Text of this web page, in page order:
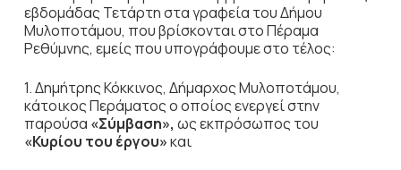
εβδομάδας Τετάρτη στα γραφεία του Δήμου
Μυλοποτάμου, που βρίσκονται στο Πέραμα
Ρεθύμνης, εμείς που υπογράφουμε στο τέλος:
1. Δημήτρης Κόκκινος, Δήμαρχος Μυλοποτάμου,
κάτοικος Περάματος ο οποίος ενεργεί στην
παρούσα «Σύμβαση», ως εκπρόσωπος του
«Κυρίου του έργου»και